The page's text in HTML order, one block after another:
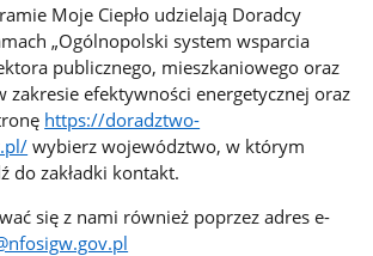
Moje Ciepło udzielają Doradcy
„Ogólnopolski system wsparcia
publicznego, mieszkaniowego oraz
zakresie efektywności energetycznej oraz
https://doradztwo-
wybierz województwo, w którym
do zakładki kontakt.
się z nami również poprzez adres e-